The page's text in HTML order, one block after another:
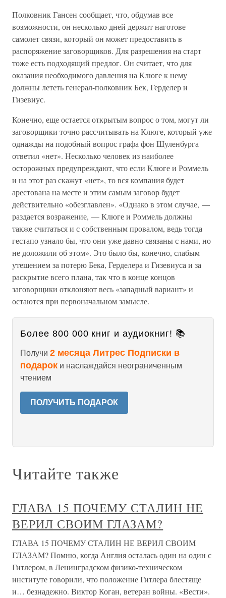
Полковник Гансен сообщает, что, обдумав все
возможности, он несколько дней держит наготове
самолет связи, который он может предоставить в
распоряжение заговорщиков. Для разрешения на старт
тоже есть подходящий предлог. Он считает, что для
оказания необходимого давления на Клюге к нему
должны лететь генерал-полковник Бек, Герделер и
Гизевиус.
Конечно, еще остается открытым вопрос о том, могут ли
заговорщики точно рассчитывать на Клюге, который уже
однажды на подобный вопрос графа фон Шуленбурга
ответил «нет». Несколько человек из наиболее
осторожных предупреждают, что если Клюге и Роммель
и на этот раз скажут «нет», то вся компания будет
арестована на месте и этим самым заговор будет
действительно «обезглавлен». «Однако в этом случае, —
раздается возражение, — Клюге и Роммель должны
также считаться и с собственным провалом, ведь тогда
гестапо узнало бы, что они уже давно связаны с нами, но
не доложили об этом». Это было бы, конечно, слабым
утешением за потерю Бека, Герделера и Гизевиуса и за
раскрытие всего плана, так что в конце концов
заговорщики отклоняют весь «западный вариант» и
остаются при первоначальном замысле.
Более 800 000 книг и аудиокниг! 📚
Получи 2 месяца Литрес Подписки в
подарок и наслаждайся неограниченным
чтением
ПОЛУЧИТЬ ПОДАРОК
Читайте также
ГЛАВА 15 ПОЧЕМУ СТАЛИН НЕ
ВЕРИЛ СВОИМ ГЛАЗАМ?
ГЛАВА 15 ПОЧЕМУ СТАЛИН НЕ ВЕРИЛ СВОИМ
ГЛАЗАМ? Помню, когда Англия осталась один на один с
Гитлером, в Ленинградском физико-техническом
институте говорили, что положение Гитлера блестяще
и… безнадежно. Виктор Коган, ветеран войны. «Вести».